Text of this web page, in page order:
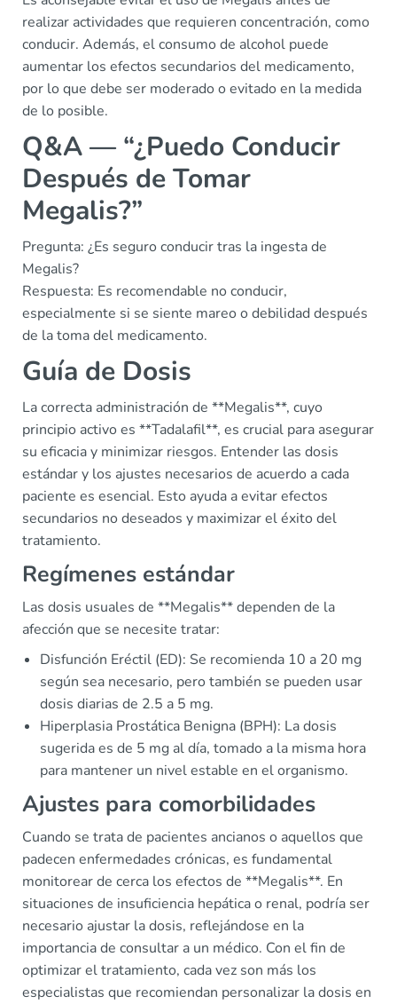
realizar actividades que requieren concentración, como
conducir. Además, el consumo de alcohol puede
aumentar los efectos secundarios del medicamento,
por lo que debe ser moderado o evitado en la medida
de lo posible.
Q&A — “¿Puedo Conducir
Después de Tomar
Megalis?”
Pregunta: ¿Es seguro conducir tras la ingesta de
Megalis?
Respuesta: Es recomendable no conducir,
especialmente si se siente mareo o debilidad después
de la toma del medicamento.
Guía de Dosis
La correcta administración de **Megalis**, cuyo
principio activo es **Tadalafil**, es crucial para asegurar
su eficacia y minimizar riesgos. Entender las dosis
estándar y los ajustes necesarios de acuerdo a cada
paciente es esencial. Esto ayuda a evitar efectos
secundarios no deseados y maximizar el éxito del
tratamiento.
Regímenes estándar
Las dosis usuales de **Megalis** dependen de la
afección que se necesite tratar:
Disfunción Eréctil (ED): Se recomienda 10 a 20 mg
según sea necesario, pero también se pueden usar
dosis diarias de 2.5 a 5 mg.
Hiperplasia Prostática Benigna (BPH): La dosis
sugerida es de 5 mg al día, tomado a la misma hora
para mantener un nivel estable en el organismo.
Ajustes para comorbilidades
Cuando se trata de pacientes ancianos o aquellos que
padecen enfermedades crónicas, es fundamental
monitorear de cerca los efectos de **Megalis**. En
situaciones de insuficiencia hepática o renal, podría ser
necesario ajustar la dosis, reflejándose en la
importancia de consultar a un médico. Con el fin de
optimizar el tratamiento, cada vez son más los
especialistas que recomiendan personalizar la dosis en